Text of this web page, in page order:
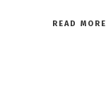
READ MORE